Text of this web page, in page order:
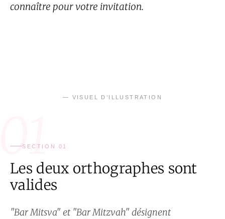
connaître pour votre invitation.
— VISUEL D’ILLUSTRATION
SECTION 01
Les deux orthographes sont
valides
"Bar Mitsva" et "Bar Mitzvah" désignent